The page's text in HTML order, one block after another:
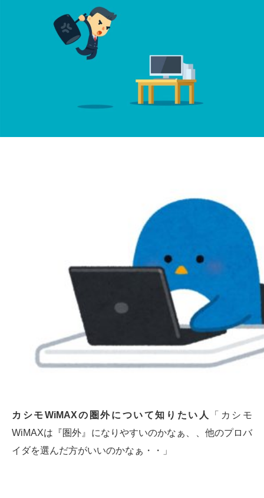
カシモWiMAXの圏外について知りたい人
「カシモ
WiMAXは『圏外』になりやすいのかなぁ、、他のプロバ
イダを選んだ方がいいのかなぁ・・」